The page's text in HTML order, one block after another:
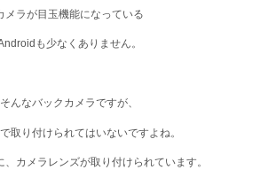
メラが目玉機能になっている
も少なくありません。
そんなバックカメラですが、
取り付けられてはいないですよね。
、カメラレンズが取り付けられています。